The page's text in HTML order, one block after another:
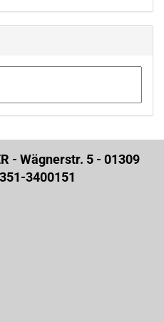
- Wägnerstr. 5 - 01309
3400151